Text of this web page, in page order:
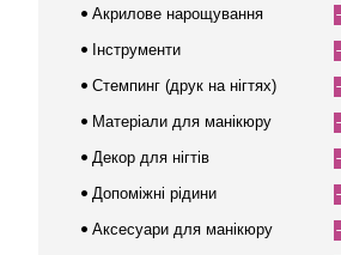
Акрилове нарощування
Інструменти
Стемпинг (друк на нігтях)
Матеріали для манікюру
Декор для нігтів
Допоміжні рідини
Аксесуари для манікюру